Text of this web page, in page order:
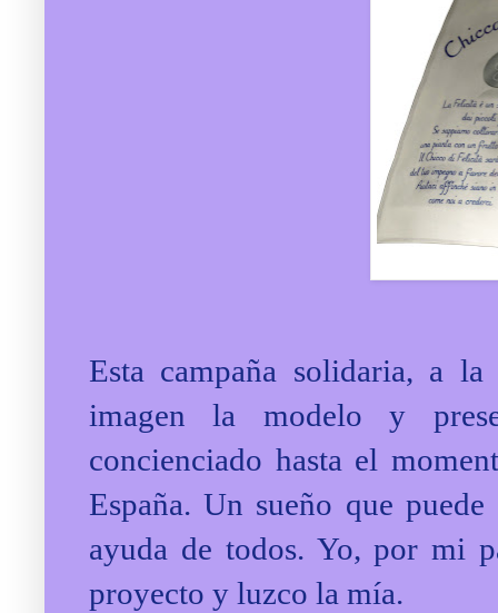
Esta campaña solidaria, a
imagen la modelo y
concienciado hasta el
España. Un sueño que
ayuda de todos. Yo, por mi
proyecto y luzco la mía.